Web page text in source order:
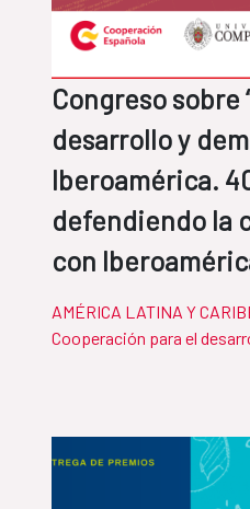
Congreso sobre
desarrollo y
Iberoamérica.
defendiendo la
con
AMÉRICA LATINA Y
Cooperación para el